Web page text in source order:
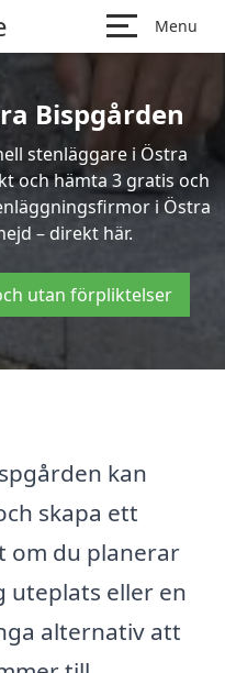
Menu
Bispgården
stenläggare i Östra
och hämta 3 gratis och
i Östra
– direkt här.
utan förpliktelser
kan
skapa ett
om du planerar
uteplats eller en
alternativ att